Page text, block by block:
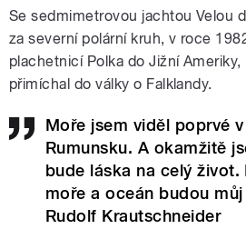
Se sedmimetrovou jachtou Velou
za severní polární kruh, v roce
plachetnicí Polka do Jižní
přimíchal do války o Falklandy.
Moře jsem viděl poprvé
Rumunsku. A okamžitě
bude láska na celý život.
moře a oceán budou
Rudolf Krautschneider